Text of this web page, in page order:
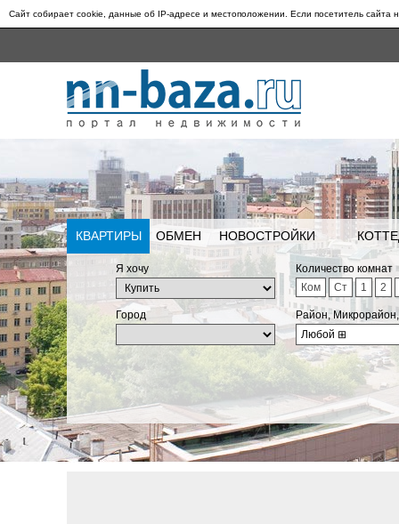
Сайт собирает cookie, данные об IP-адресе и местоположении. Если посетитель сайта
КВАРТИРЫ ОБМЕН НОВОСТРОЙКИ
Я хочу
Количество комнат
Ком
Ст 1 2
Город
Район,
Любой ⊞